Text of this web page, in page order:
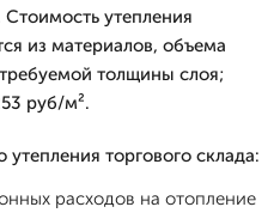
утепления
из материалов, объема
толщины слоя;
руб/м².
торгового склада:
расходов на отопление